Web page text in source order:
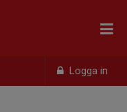
Logga in